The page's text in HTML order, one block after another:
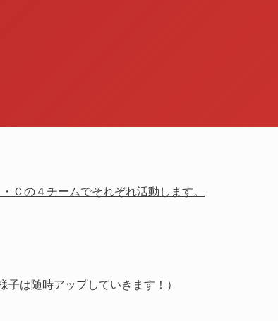
Ｃの４チームでそれぞれ活動します。
は随時アップしていきます！）